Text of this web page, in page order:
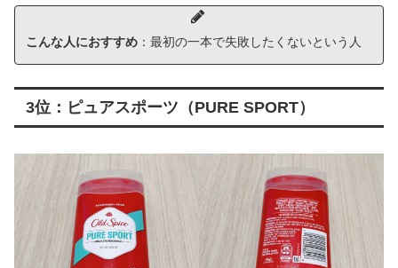
こんな人におすすめ ：最初の一本で失敗したくないという人
3位：ピュアスポーツ （PURE SPORT）